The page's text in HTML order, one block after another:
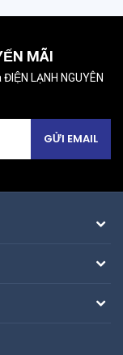
MÃI
LẠNH NGUYÊN
GỬI EMAIL